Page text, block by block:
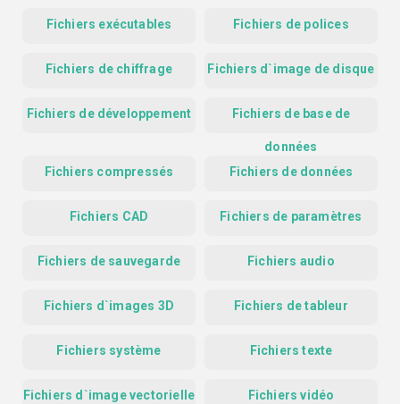
Fichiers exécutables Fichiers de polices
Fichiers de chiffrage Fichiers d`image de disque
Fichiers de développement Fichiers de base de
données
Fichiers compressés
Fichiers de données
Fichiers CAD Fichiers de paramètres
Fichiers de sauvegarde Fichiers audio
Fichiers d`images 3D Fichiers de tableur
Fichiers système Fichiers texte
Fichiers d`image vectorielle Fichiers vidéo